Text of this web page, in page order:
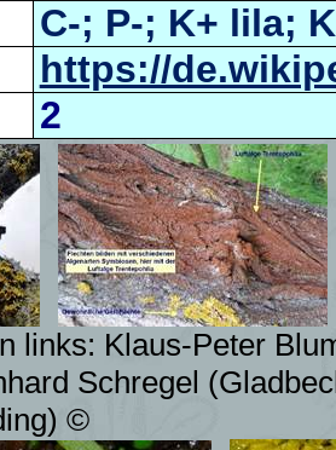
C-; P-; K+ lila;
https://
2
links: Klaus-Peter
Schregel
©